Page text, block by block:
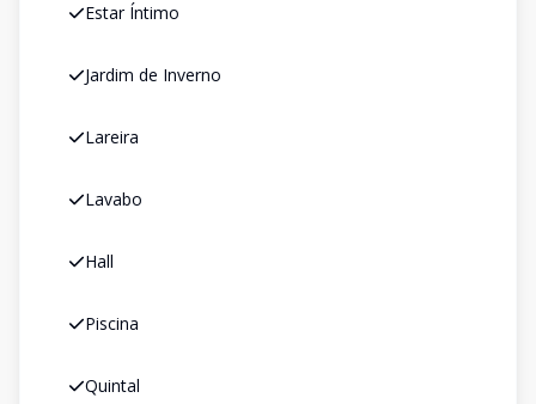
Estar Íntimo
Jardim de Inverno
Lareira
Lavabo
Hall
Piscina
Quintal